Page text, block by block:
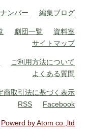
ンバー 編集ブログ
劇団一覧
資料室
サイトマップ
ご利用方法について
よくある質問
商取引法に基づく表示
RSS
Facebook
Powerd by Atom co.,ltd